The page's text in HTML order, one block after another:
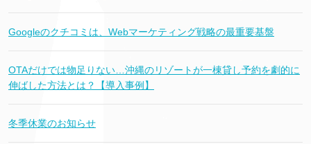
Googleのクチコミは、Webマーケティング戦略の最重要基盤
OTAだけでは物足りない…沖縄のリゾートが一棟貸し予約を劇的に
伸ばした方法とは？【導入事例】
冬季休業のお知らせ